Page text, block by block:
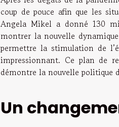
coup de pouce afin que les
Angela Mikel a donné 130
montrer la nouvelle
permettre la stimulation de
impressionnant. Ce plan de
démontre la nouvelle politique
Un